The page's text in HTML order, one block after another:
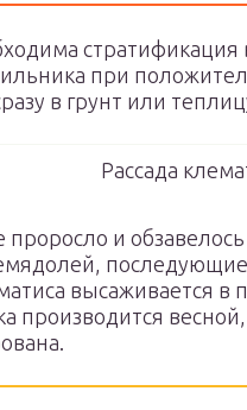
стратификация
при
в грунт или
Рассада
проросло и
высаживается
производится